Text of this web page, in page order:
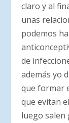
claro y al
unas
podemos
de
además yo
que formar
que evitan
luego salen